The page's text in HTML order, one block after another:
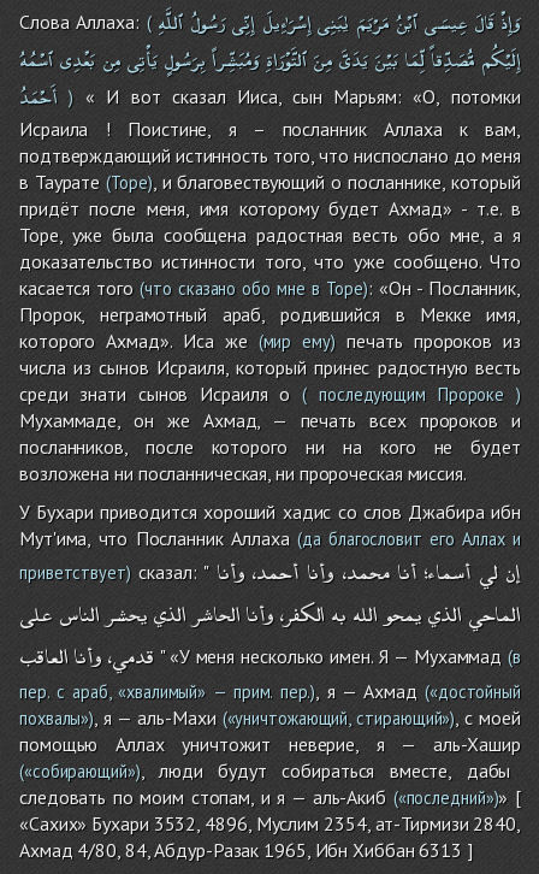
Слова Аллаха:( وَإِذْقَالَ عِيسَىٱبْنُمَرْيَمَ يٰبَنِىإِسْرَٰءِيلَ إِنِّىرَسُولُ ٱللَّهِ
إِلَيْكُم مُّصَدِّقاًلِّمَابَيْنَيَدَىَّمِنَٱلتَّوْرَاةِوَمُبَشِّراًبِرَسُولٍيَأْتِىمِنبَعْدِىٱسْمُهُ
أَحْمَدُ) « И вот сказал Ииса, сын Марьям: «О, потомки
Исраила ! Поистине, я – посланник Аллаха к вам,
подтверждающий истинность того, что ниспослано до меня
в Таурате (Торе), и благовествующий о посланнике, который
придёт после меня, имя которому будет Ахмад» - т.е. в
Торе, уже была сообщена радостная весть обо мне, а я
доказательство истинности того, что уже сообщено. Что
касается того (что сказано обо мне в Торе): «Он - Посланник,
Пророк, неграмотный араб, родившийся в Мекке имя,
которого Ахмад». Иса же (мир ему) печать пророков из
числа из сынов Исраиля, который принес радостную весть
среди знати сынов Исраиля о ( последующим Пророке )
Мухаммаде, он же Ахмад, — печать всех пророков и
посланников, после которого ни на кого не будет
возложена ни посланническая, ни пророческая миссия.
У Бухари приводится хороший хадис со слов Джабира ибн
Мут'има, что Посланник Аллаха(да благословит его Аллах и
приветствует)сказал: " إن لي أسماء؛أنا محمد،وأنا أحمد،وأنا
الماحيالذييمحواللهبهالكفر،وأناالحاشرالذييحشرالناسعلى
قدمي،وأناالعاقب " «У меня несколько имен. Я — Мухаммад (в
пер. с араб, «хвалимый» — прим. пер.) , я — Ахмад («достойный
похвалы») , я — аль-Махи(«уничтожающий, стирающий») , с моей
помощью Аллах уничтожит неверие, я — аль-Хашир
(«собирающий»), люди будут собираться вместе, дабы
следовать по моим стопам, и я — аль-Акиб(«последний»)» [
«Сахих» Бухари 3532, 4896, Муслим 2354, ат-Тирмизи 2840,
Ахмад 4/80, 84, Абдур-Разак 1965, Ибн Хиббан 6313 ]